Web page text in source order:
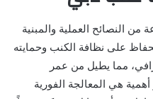
من النصائح العملية والمبنية
على نظافة الكنب وحمايته
مما يطيل من عمر
هي المعالجة الفورية